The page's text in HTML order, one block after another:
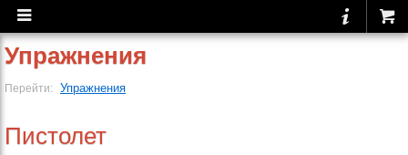
Упражнения
Перейти: Упражнения
Пистолет